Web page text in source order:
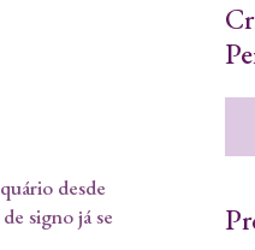
desde
signo já se